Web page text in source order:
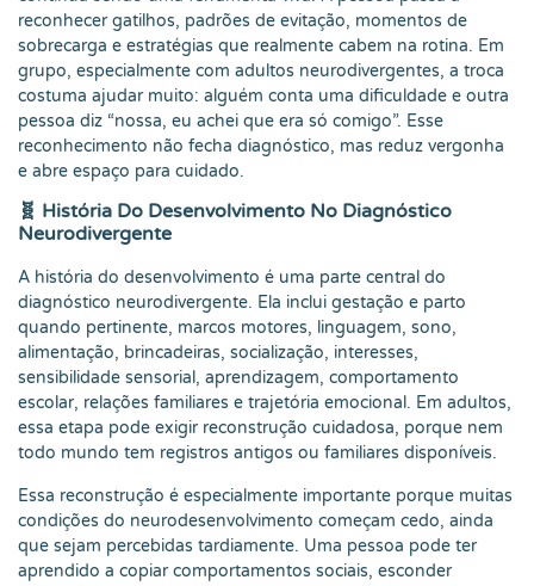
reconhecer gatilhos, padrões de evitação, momentos de
sobrecarga e estratégias que realmente cabem na rotina. Em
grupo, especialmente com adultos neurodivergentes, a troca
costuma ajudar muito: alguém conta uma dificuldade e outra
pessoa diz “nossa, eu achei que era só comigo”. Esse
reconhecimento não fecha diagnóstico, mas reduz vergonha
e abre espaço para cuidado.
🧬 História Do Desenvolvimento No Diagnóstico
Neurodivergente
A história do desenvolvimento é uma parte central do
diagnóstico neurodivergente. Ela inclui gestação e parto
quando pertinente, marcos motores, linguagem, sono,
alimentação, brincadeiras, socialização, interesses,
sensibilidade sensorial, aprendizagem, comportamento
escolar, relações familiares e trajetória emocional. Em adultos,
essa etapa pode exigir reconstrução cuidadosa, porque nem
todo mundo tem registros antigos ou familiares disponíveis.
Essa reconstrução é especialmente importante porque muitas
condições do neurodesenvolvimento começam cedo, ainda
que sejam percebidas tardiamente. Uma pessoa pode ter
aprendido a copiar comportamentos sociais, esconder